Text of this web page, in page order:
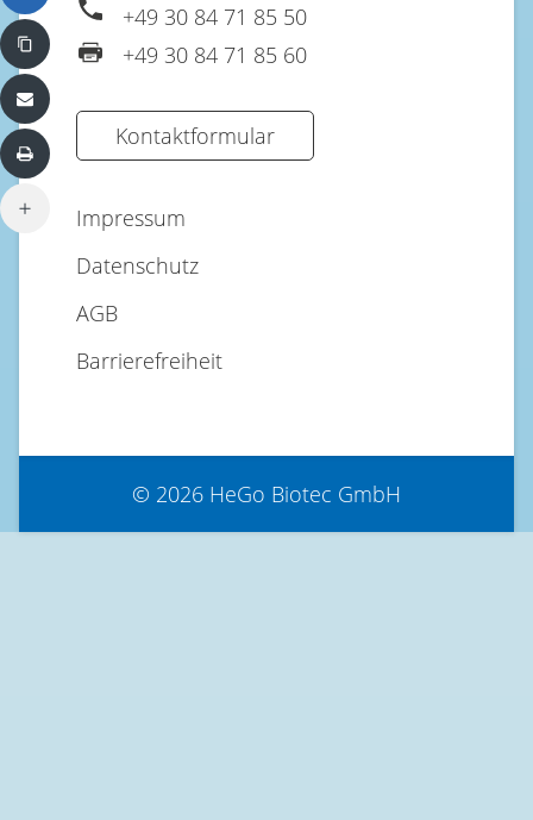
+49 30 84 71 85 50
+49 30 84 71 85 60
Kontaktformular
Impressum
Datenschutz
AGB
Barrierefreiheit
© 2026 HeGo Biotec GmbH